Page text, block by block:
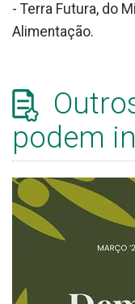
- Terra Futura, do
Alimentação.
podem